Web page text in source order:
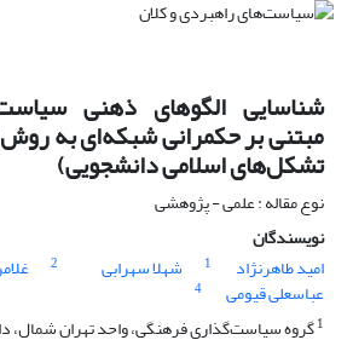
شناسایی الگوهای ذهنی
مبتنی بر حکمرانی شبکه‌ای به روش
تشکل‌های اسلامی دانشجویی)
نوع مقاله : علمی - پژوهشی
نویسندگان
امید طاهرنژاد
1 شهلا سهرابی 2
عباسعلی قیومی
4
1گروه سیاست‌گذاری فرهنگی، واحد تهران شمال،